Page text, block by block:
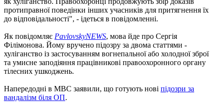
протиправної поведінки інших учасників для притягнення їх
до відповідальності", - ідеться в повідомленні.
Як повідомляє PavlovskyNEWS, мова йде про Сергія
Філімонова. Йому вручено підозру за двома статтями -
хуліганство із застосуванням вогнепальної або холодної зброї
та умисне заподіяння працівникові правоохоронного органу
тілесних ушкоджень.
Напередодні в МВС заявили, що готують нові підозри за
вандалізм біля ОП.